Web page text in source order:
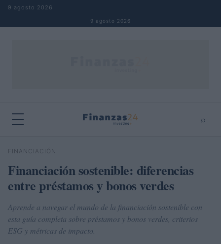
Saltar al contenido
9 agosto 2026
9 agosto 2026
⌕
Buscar
FINANCIACIÓN
Financiación sostenible: diferencias
entre préstamos y bonos verdes
Aprende a navegar el mundo de la financiación sostenible con
esta guía completa sobre préstamos y bonos verdes, criterios
ESG y métricas de impacto.